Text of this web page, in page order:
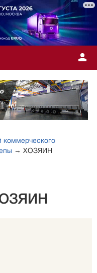
коммерческого
→ ХОЗЯИН